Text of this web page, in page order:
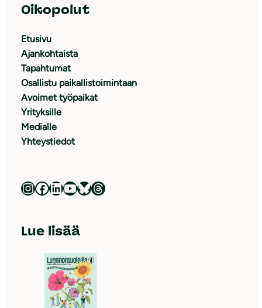
Oikopolut
Etusivu
Ajankohtaista
Tapahtumat
Osallistu paikallistoimintaan
Avoimet työpaikat
Yrityksille
Medialle
Yhteystiedot
Luonnonsuojeluliitto Instagramissa Luonnonsuojeluliitto Facebookissa Luonnonsuojeluliitto LinkedInissä Luonnonsuojeluliiton YouTube-kanava Luonnonsuojeluliitto Blueskyssa Luonnonsuojeluliitto Threadsissa
Lue lisää